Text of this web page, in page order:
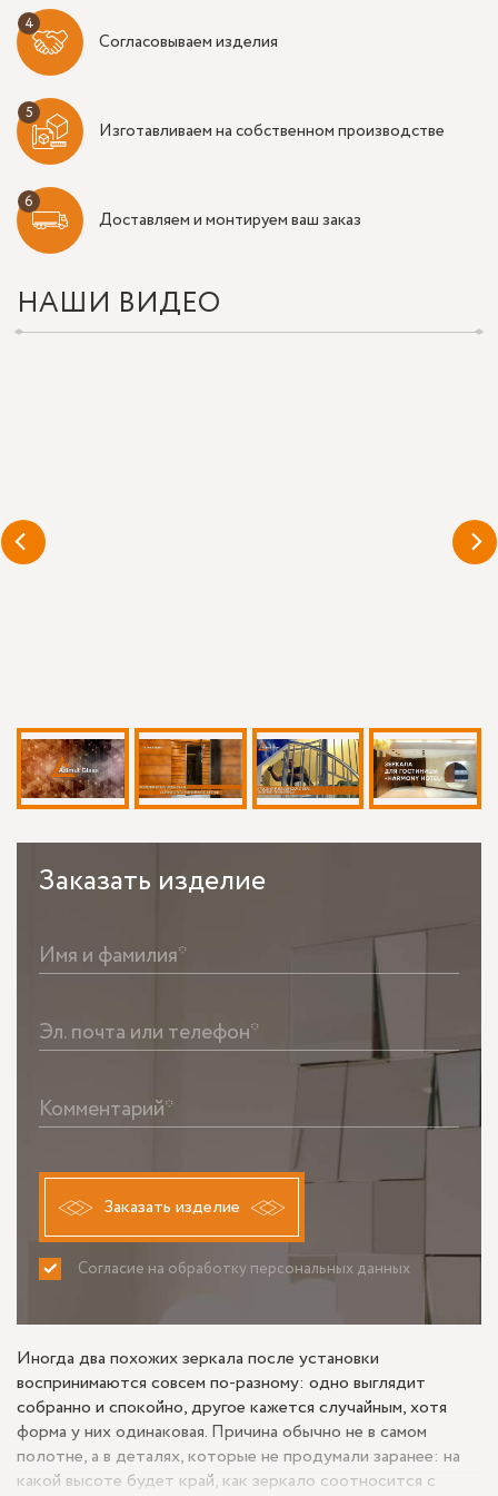
Согласовываем изделия
Изготавливаем на собственном производстве
Доставляем и монтируем ваш заказ
НАШИ ВИДЕО
Заказать изделие
Имя и фамилия*
Эл. почта или телефон*
Комментарий*
Заказать изделие
Согласие на обработку персональных данных
ПРИНИМАЮ НЕ ПРИНИМАЮ
Иногда два похожих зеркала после установки
воспринимаются совсем по-разному: одно выглядит
собранно и спокойно, другое кажется случайным, хотя
форма у них одинаковая. Причина обычно не в самом
полотне, а в деталях, которые не продумали заранее: на
какой высоте будет край, как зеркало соотносится с